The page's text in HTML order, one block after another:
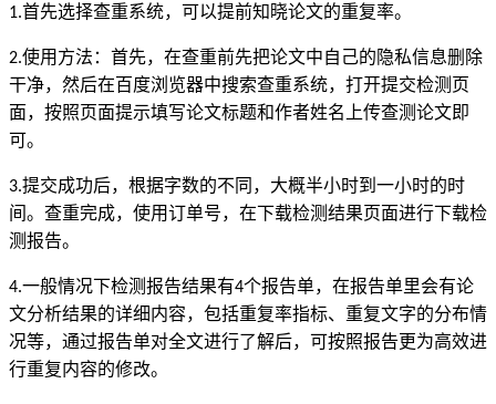
1.首先选择查重系统，可以提前知晓论文的重复率。
2.使用方法：首先，在查重前先把论文中自己的隐私信息删除
干净，然后在百度浏览器中搜索查重系统，打开提交检测页
面，按照页面提示填写论文标题和作者姓名上传查测论文即
可。
3.提交成功后，根据字数的不同，大概半小时到一小时的时
间。查重完成，使用订单号，在下载检测结果页面进行下载检
测报告。
4.一般情况下检测报告结果有4个报告单，在报告单里会有论
文分析结果的详细内容，包括重复率指标、重复文字的分布情
况等，通过报告单对全文进行了解后，可按照报告更为高效进
行重复内容的修改。